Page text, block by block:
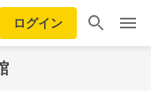
ログイン